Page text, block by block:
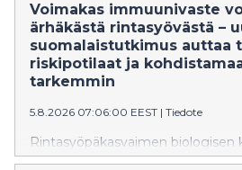
Voimakas immuunivaste
ärhäkästä rintasyövästä –
suomalaistutkimus auttaa
riskipotilaat ja
tarkemmin
5.8.2026 07:06:00 EEST | Tiedote
Rintasyöpäkasvaimen
mittaaminen auttaa